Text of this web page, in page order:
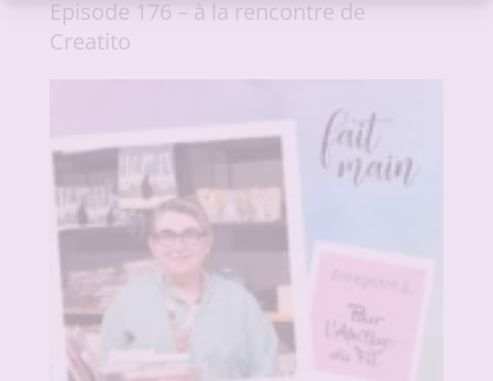
Episode 176 – à la rencontre de
Creatito